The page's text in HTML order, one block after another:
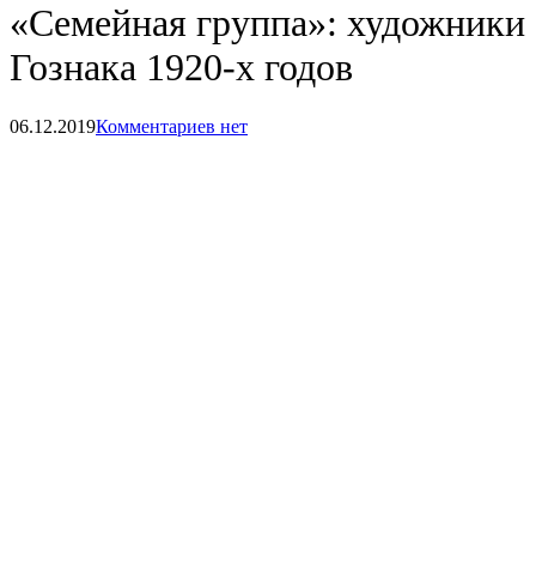
«Семейная группа»: художники
Гознака 1920-х годов
06.12.2019Комментариев нет